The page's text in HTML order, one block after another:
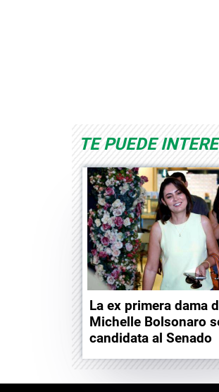
TE PUEDE
La ex primera dama
Michelle Bolsonaro
candidata al Senado